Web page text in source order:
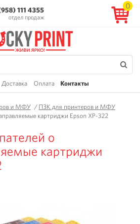
111 4355
отдел продаж
0
Доставка Оплата Контакты
и МФУ /ПЗК для принтеров и МФУ
картриджи Epson XP-322
о
картриджи